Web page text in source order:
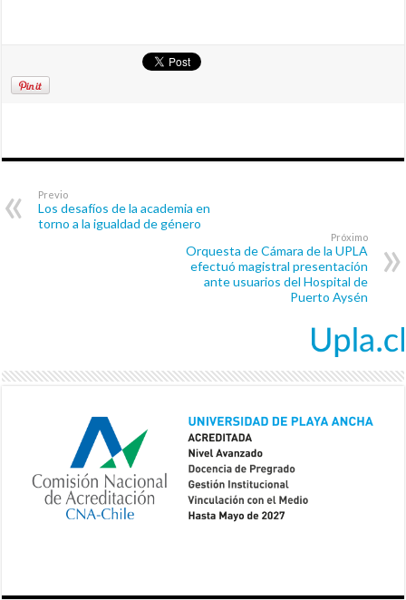
Previo
Los desafíos de la academia en
torno a la igualdad de género
Próximo
Orquesta de Cámara de la UPLA
efectuó magistral presentación
ante usuarios del Hospital de
Puerto Aysén